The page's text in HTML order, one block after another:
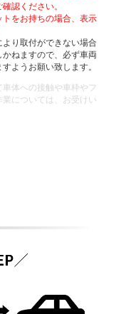
認ください。
をお持ちの場合、表示
り取付ができない場合
ねますので、必ず車両
ようお願い致します。
体への接触や車枠やフ
業については、お受けい